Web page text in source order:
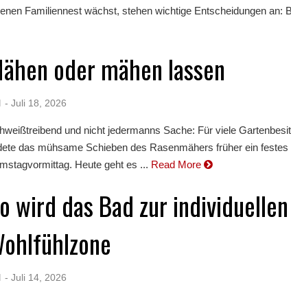
Familiennest wächst, stehen wichtige Entscheidungen an:
oder mähen lassen
- Juli 18, 2026
und nicht jedermanns Sache: Für viele
das mühsame Schieben des Rasenmähers früher ein festes
Heute geht es ... Read More
wird das Bad zur individuellen
- Juli 14, 2026